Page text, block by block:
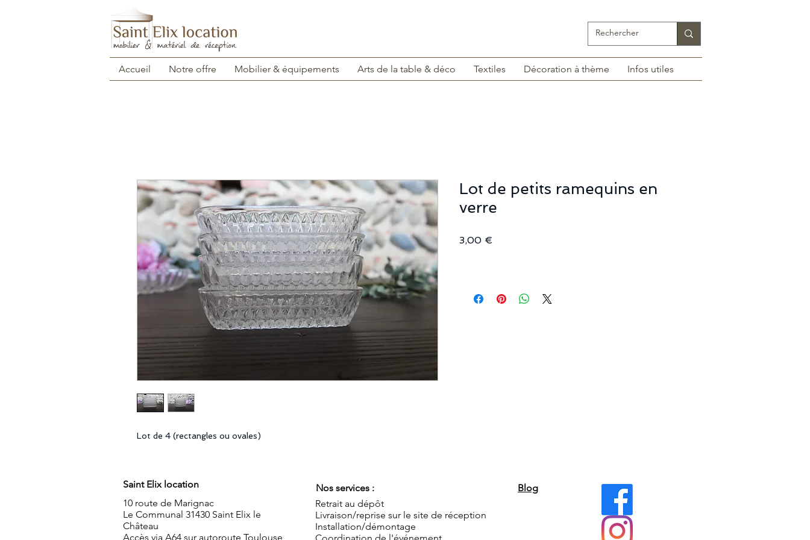
Accueil Notre offre Mobilier & équipements Arts de la table & déco Textiles Décoration à thème Infos utiles
Lot de 4 (rectangles ou ovales)
Lot de petits ramequins en
verre
3,00 €
Saint Elix location
10 route de Marignac
Le Communal 31430 Saint Elix le
Château
Accès via A64 sur autoroute Toulouse
Nos services :
Retrait au dépôt
Livraison/reprise sur le site de réception
Installation/démontage
Blog